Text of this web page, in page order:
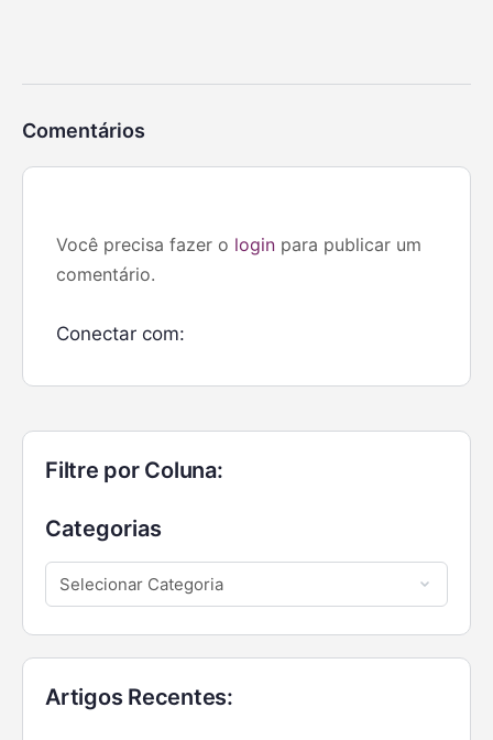
Comentários
Você precisa fazer o login para publicar um
comentário.
Conectar com:
Filtre por Coluna:
Categorias
Artigos Recentes: